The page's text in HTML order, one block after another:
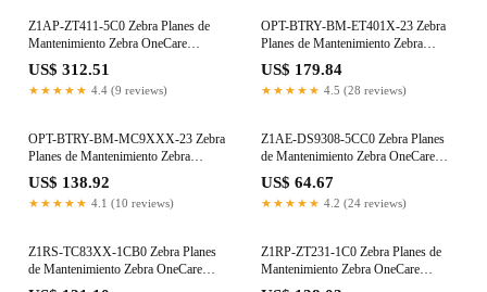
Z1AP-ZT411-5C0 Zebra Planes de
Mantenimiento Zebra OneCare
Panamá
US$ 312.51
★★★★★ 4.4 (9 reviews)
OPT-BTRY-BM-ET401X-23 Zebra
Planes de Mantenimiento Zebra
OneCare Panamá
US$ 179.84
★★★★★ 4.5 (28 reviews)
OPT-BTRY-BM-MC9XXX-23 Zebra
Planes de Mantenimiento Zebra
OneCare Panamá
US$ 138.92
★★★★★ 4.1 (10 reviews)
Z1AE-DS9308-5CC0 Zebra Planes
de Mantenimiento Zebra OneCare
Panamá
US$ 64.67
★★★★★ 4.2 (24 reviews)
Z1RS-TC83XX-1CB0 Zebra Planes
de Mantenimiento Zebra OneCare
Panamá
Z1RP-ZT231-1C0 Zebra Planes de
Mantenimiento Zebra OneCare
Panamá